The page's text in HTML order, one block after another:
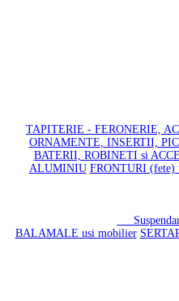
TAPITERIE - FERONERIE,
ORNAMENTE, INSERTII,
BATERII, ROBINETI si
ALUMINIU FRONTURI
BALAMALE usi mobilier